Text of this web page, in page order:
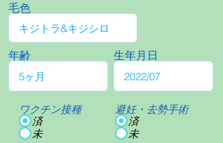
毛色
年齢
ワクチン接種
済
未
生年月日
避妊・去勢手術
済
未